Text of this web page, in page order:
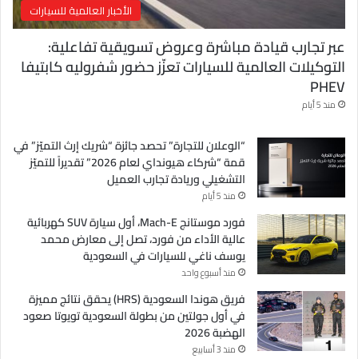
الأخبار العالمية للسيارات
عبر تجارب قيادة مباشرة وعروض تسويقية تفاعلية:
التوكيلات العالمية للسيارات تعزّز حضور شفروليه كابتيفا
PHEV
منذ 5 أيام
“الوعلان للتجارة” تحصد جائزة “شريك إرث التميّز” في
قمة “شركاء هيونداي لعام 2026” تقديراً للتميّز
التشغيلي وريادة تجارب العميل
منذ 5 أيام
فورد موستانج Mach-E، أول سيارة SUV كهربائية
عالية الأداء من فورد، تصل إلى معارض محمد
يوسف ناغي للسيارات في السعودية
منذ أسبوع واحد
فريق هوندا السعودية (HRS) يحقق نتائج مميزة
في أول جولتين من بطولة السعودية تويوتا صعود
الهضبة 2026
منذ 3 أسابيع